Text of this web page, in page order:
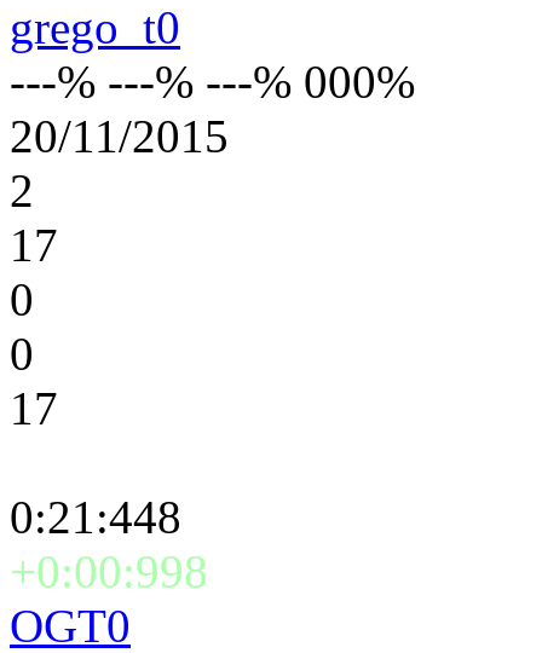
grego_t0
---% ---% ---% 000%
20/11/2015
2
17
0
0
17
0:21:448
+0:00:998
OGT0